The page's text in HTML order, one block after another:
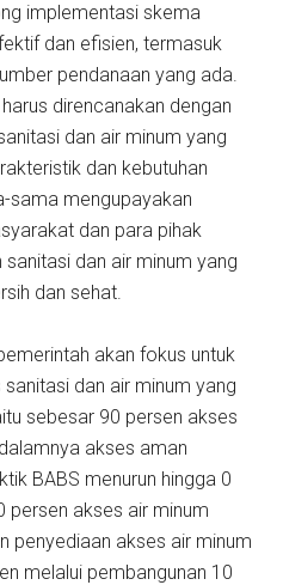
implementasi skema
dan efisien, termasuk
pendanaan yang ada.
direncanakan dengan
dan air minum yang
dan kebutuhan
sama mengupayakan
dan para pihak
dan air minum yang
dan sehat.
akan fokus untuk
dan air minum yang
sebesar 90 persen akses
akses aman
BABS menurun hingga 0
persen akses air minum
penyediaan akses air minum
melalui pembangunan 10